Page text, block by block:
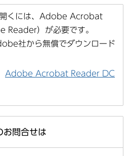
開くには、Adobe Acrobat
Reader）が必要です。
社から無償でダウンロード
Adobe Acrobat Reader DC
お問合せは